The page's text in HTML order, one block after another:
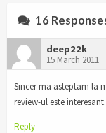
16
deep22k
15 March 2011
Sincer ma asteptam la
review-ul este interesant.
Reply